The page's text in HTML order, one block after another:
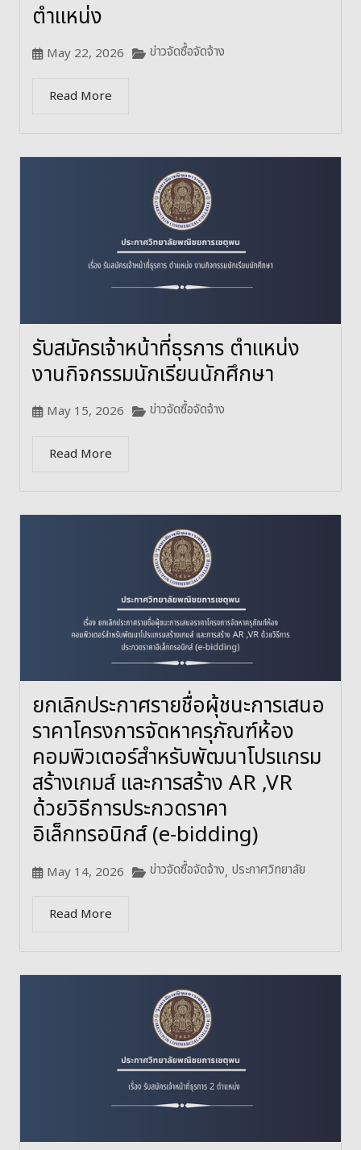
ตำแหน่ง
May 22, 2026 ข่าวจัดซื้อจัดจ้าง
Read More
รับสมัครเจ้าหน้าที่ธุรการ ตำแหน่ง
งานกิจกรรมนักเรียนนักศึกษา
May 15, 2026 ข่าวจัดซื้อจัดจ้าง
Read More
ยกเลิกประกาศรายชื่อผุ้ชนะการเสนอ
ราคาโครงการจัดหาครุภัณฑ์ห้อง
คอมพิวเตอร์สำหรับพัฒนาโปรแกรม
สร้างเกมส์ และการสร้าง AR ,VR
ด้วยวิธีการประกวดราคา
อิเล็กทรอนิกส์ (e-bidding)
May 14, 2026 ข่าวจัดซื้อจัดจ้าง, ประกาศวิทยาลัย
Read More